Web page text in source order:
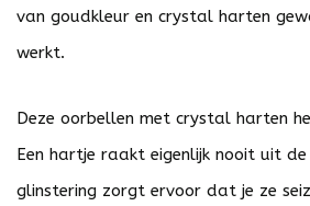
van goudkleur en crystal harten
werkt.
Deze oorbellen met crystal harten
Een hartje raakt eigenlijk nooit uit
glinstering zorgt ervoor dat je ze